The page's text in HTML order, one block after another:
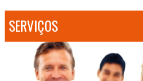
SERVIÇOS